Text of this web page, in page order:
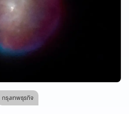
กรุงเทพธุรกิจ